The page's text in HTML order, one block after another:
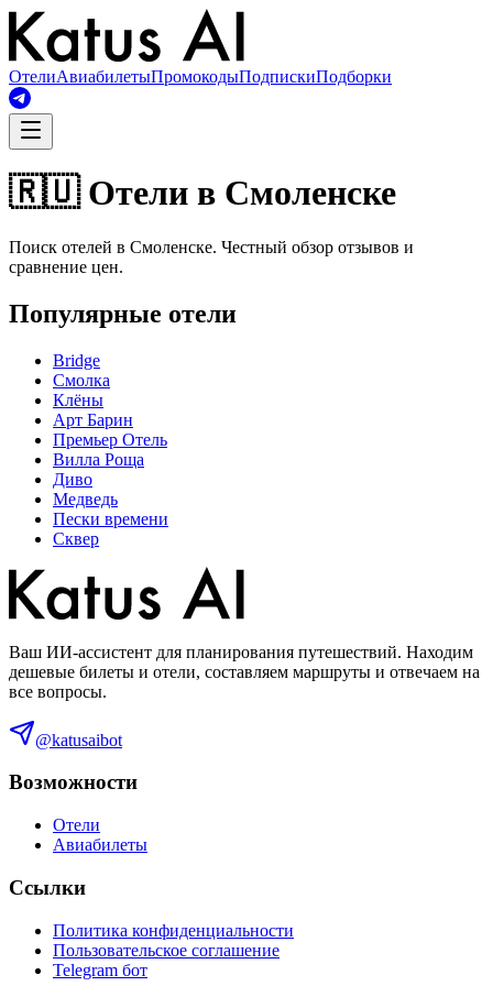
ОтелиАвиабилетыПромокодыПодпискиПодборки
🇷🇺 Отели в Смоленске
Поиск отелей в Смоленске. Честный обзор отзывов и
сравнение цен.
Популярные отели
Bridge
Смолка
Клёны
Арт Барин
Премьер Отель
Вилла Роща
Диво
Медведь
Пески времени
Сквер
Ваш ИИ-ассистент для планирования путешествий. Находим
дешевые билеты и отели, составляем маршруты и отвечаем на
все вопросы.
@katusaibot
Возможности
Отели
Авиабилеты
Ссылки
Политика конфиденциальности
Пользовательское соглашение
Telegram бот